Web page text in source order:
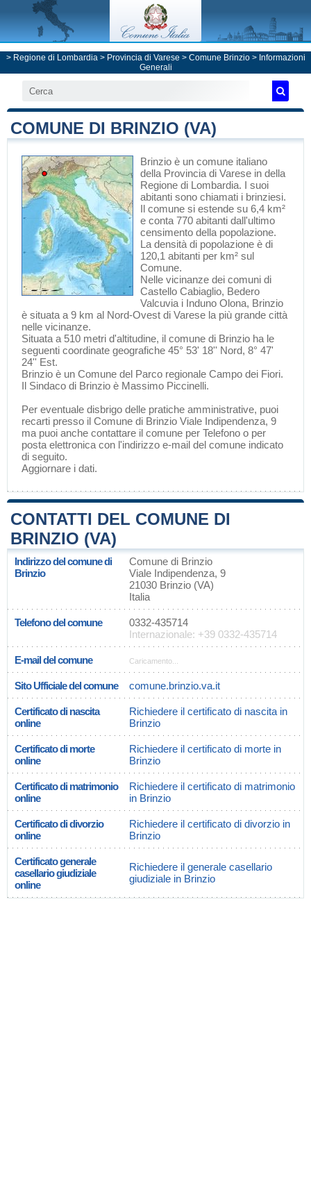
> Regione di Lombardia> Provincia di Varese > Comune Brinzio> Informazioni
Generali
COMUNE DI BRINZIO (VA)
Brinzio è un comune italiano
della Provincia di Varese in della
Regione di Lombardia. I suoi
abitanti sono chiamati i brinziesi.
Il comune si estende su 6,4 km²
e conta 770 abitanti dall'ultimo
censimento della popolazione.
La densità di popolazione è di
120,1 abitanti per km² sul
Comune.
Nelle vicinanze dei comuni di
Castello Cabiaglio, Bedero
Valcuvia i Induno Olona, Brinzio
è situata a 9 km al Nord-Ovest di Varese la più grande città
nelle vicinanze.
Situata a 510 metri d'altitudine, il comune di Brinzio ha le
seguenti coordinate geografiche 45° 53' 18'' Nord, 8° 47'
24'' Est.
Brinzio è un Comune del Parco regionale Campo dei Fiori.
Il Sindaco di Brinzio è Massimo Piccinelli.
Per eventuale disbrigo delle pratiche amministrative, puoi
recarti presso il Comune di Brinzio Viale Indipendenza, 9
ma puoi anche contattare il comune per Telefono o per
posta elettronica con l'indirizzo e-mail del comune indicato
di seguito.
Aggiornare i dati.
CONTATTI DEL COMUNE DI
BRINZIO (VA)
Indirizzo del comune di
Brinzio
Comune di Brinzio
Viale Indipendenza, 9
21030 Brinzio (VA)
Italia
Telefono del comune
0332-435714
Internazionale: +39 0332-435714
E-mail del comune Caricamento...
Sito Ufficiale del comune comune.brinzio.va.it
Certificato di nascita
online
Richiedere il certificato di nascita in
Brinzio
Certificato di morte
online
Richiedere il certificato di morte in
Brinzio
Certificato di matrimonio
online
Richiedere il certificato di matrimonio
in Brinzio
Certificato di divorzio
online
Richiedere il certificato di divorzio in
Brinzio
Certificato generale
casellario giudiziale
online
Richiedere il generale casellario
giudiziale in Brinzio